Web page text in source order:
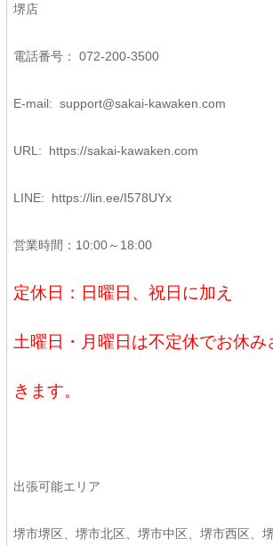
堺店
電話番号： 072-200-3500
E-mail: support@sakai-kawaken.com
URL: https://sakai-kawaken.com
LINE: https://lin.ee/I578UYx
営業時間：10:00～18:00
定休日：日曜日、祝日に加え
土曜日・月曜日は不定休でお休み
きます。
出張可能エリア
堺市堺区、堺市北区、堺市中区、堺市西区、堺